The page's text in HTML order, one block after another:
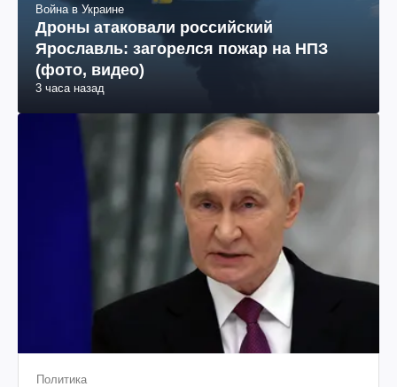
Война в Украине
Дроны атаковали российский
Ярославль: загорелся пожар на НПЗ
(фото, видео)
3 часа назад
Политика